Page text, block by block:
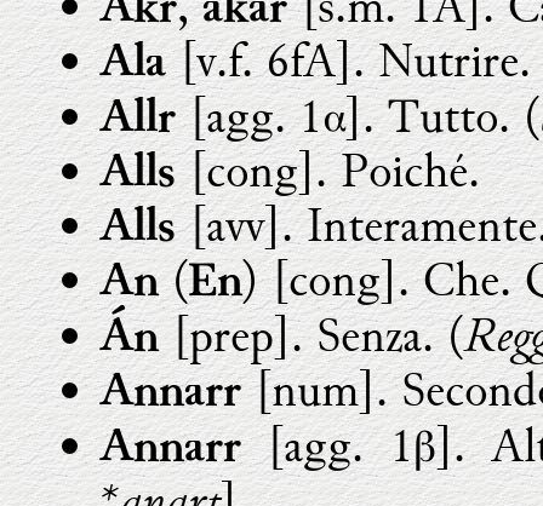
Akr akar
Ala[v.f. 6fA]. Nutrire.
Allr[agg. 1α]. Tutto. (
Alls[cong]. Poiché.
Alls[avv].
An(En) [cong]. Che.
Án[prep]. Senza. (
Annarr[num].
Annarr[agg. 1β].